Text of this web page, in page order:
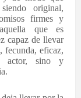
original,
firmes y
que es
capaz de llevar
fecunda, eficaz,
actor, sino y